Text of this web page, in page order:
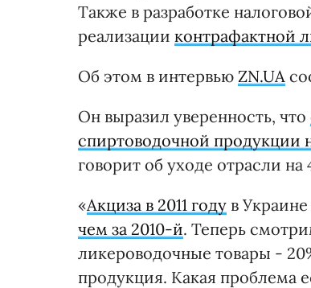
Также в разработке
реализации контрафактной
Об этом в интервью ZN.UA
Он выразил уверенность, что
спиртоводочной продукции
говорит об уходе отрасли на
«Акциза в 2011 году в
чем за 2010-й. Теперь
ликероводочные товары -
продукция. Какая проблема